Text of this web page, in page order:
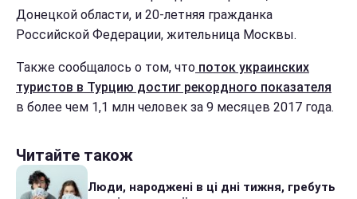
Донецкой области, и 20-летняя гражданка
Российской Федерации, жительница Москвы.
Также сообщалось о том, что поток украинских
туристов в Турцию достиг рекордного показателя
в более чем 1,1 млн человек за 9 месяцев 2017 года.
Читайте також
Люди, народжені в ці дні тижня, гребуть